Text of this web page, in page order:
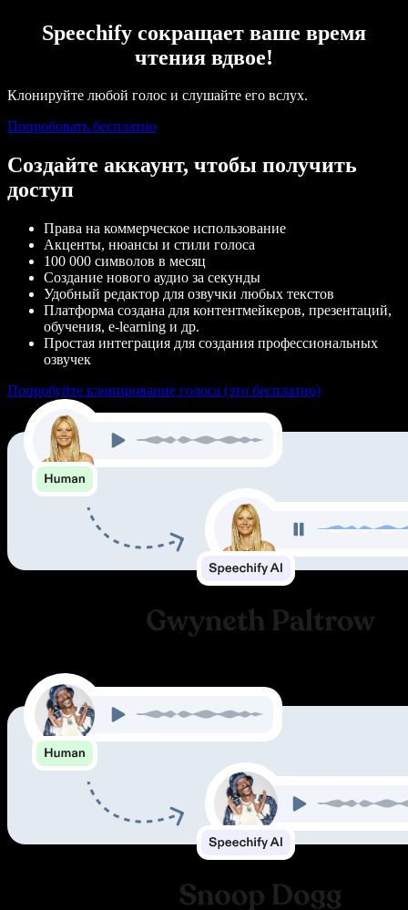
Speechify сокращает ваше время
чтения вдвое!
Клонируйте любой голос и слушайте его вслух.
Попробовать бесплатно
Создайте аккаунт, чтобы получить
доступ
Права на коммерческое использование
Акценты, нюансы и стили голоса
100 000 символов в месяц
Создание нового аудио за секунды
Удобный редактор для озвучки любых текстов
Платформа создана для контентмейкеров, презентаций,
обучения, e-learning и др.
Простая интеграция для создания профессиональных
озвучек
Попробуйте клонирование голоса (это бесплатно)